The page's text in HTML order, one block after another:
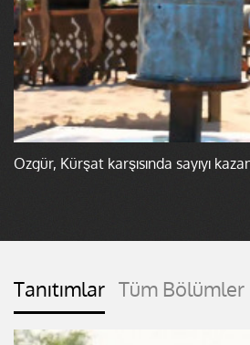
Özgür, Kürşat karşısında sayıyı
Tanıtımlar Tüm Bölümler